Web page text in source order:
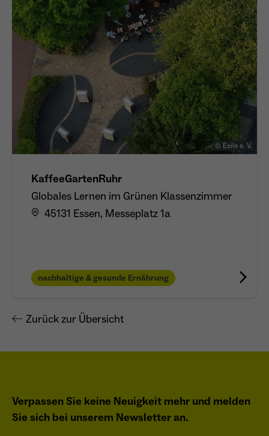
© Exile e. V.
KaffeeGartenRuhr
Globales Lernen im Grünen Klassenzimmer
45131 Essen, Messeplatz 1a
nachhaltige & gesunde Ernährung
Zurück zur Übersicht
Verpassen Sie keine Neuigkeit mehr und melden
Sie sich bei unserem Newsletter an.